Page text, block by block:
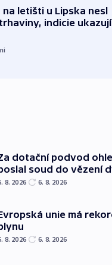
na letišti u Lipska nesl
indicie ukazují
dotační podvod
soud do vězení
8. 2026 6. 8. 2026
unie má
8. 2026 6. 8. 2026